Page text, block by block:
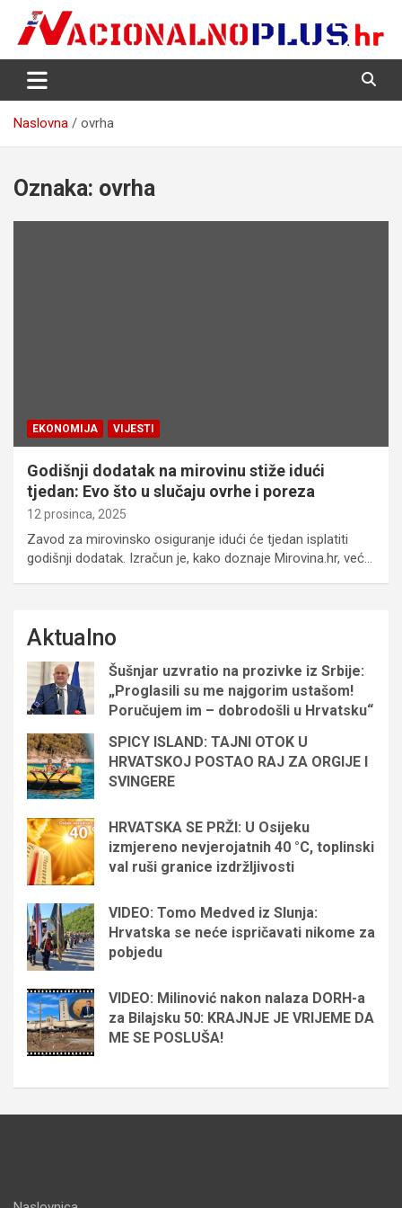
content
NacionalnoPlus.hr
Nacija želi znati više
Naslovna ovrha
Oznaka: ovrha
EKONOMIJA VIJESTI
Godišnji dodatak na mirovinu stiže idući
tjedan: Evo što u slučaju ovrhe i poreza
12 prosinca, 2025
Zavod za mirovinsko osiguranje idući će tjedan isplatiti
godišnji dodatak. Izračun je, kako doznaje Mirovina.hr, već…
Aktualno
Šušnjar uzvratio na prozivke iz Srbije:
„Proglasili su me najgorim ustašom!
Poručujem im – dobrodošli u Hrvatsku“
SPICY ISLAND: TAJNI OTOK U
HRVATSKOJ POSTAO RAJ ZA ORGIJE I
SVINGERE
HRVATSKA SE PRŽI: U Osijeku
izmjereno nevjerojatnih 40 °C, toplinski
val ruši granice izdržljivosti
VIDEO: Tomo Medved iz Slunja:
Hrvatska se neće ispričavati nikome za
pobjedu
VIDEO: Milinović nakon nalaza DORH-a
za Bilajsku 50: KRAJNJE JE VRIJEME DA
ME SE POSLUŠA!